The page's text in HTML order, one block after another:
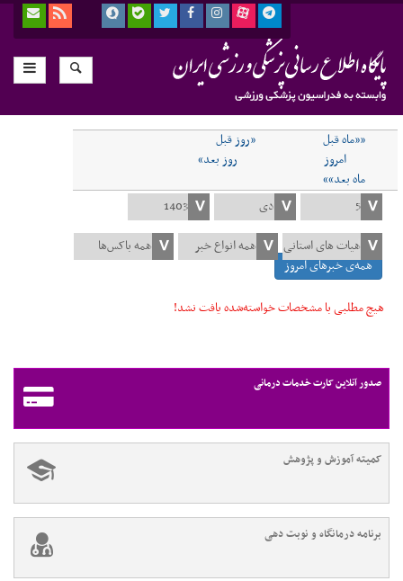
««ماه قبل
«روز قبل
امروز
روز بعد»
ماه بعد»»
همه‌ی خبرهای امروز
هیچ مطلبی با مشخصات خواسته‌شده یافت نشد!
صدور آنلاین کارت خدمات درمانی
کمیته آموزش و پژوهش
برنامه درمانگاه و نوبت دهی